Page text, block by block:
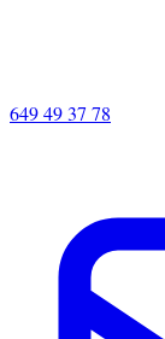
649 49 37 78